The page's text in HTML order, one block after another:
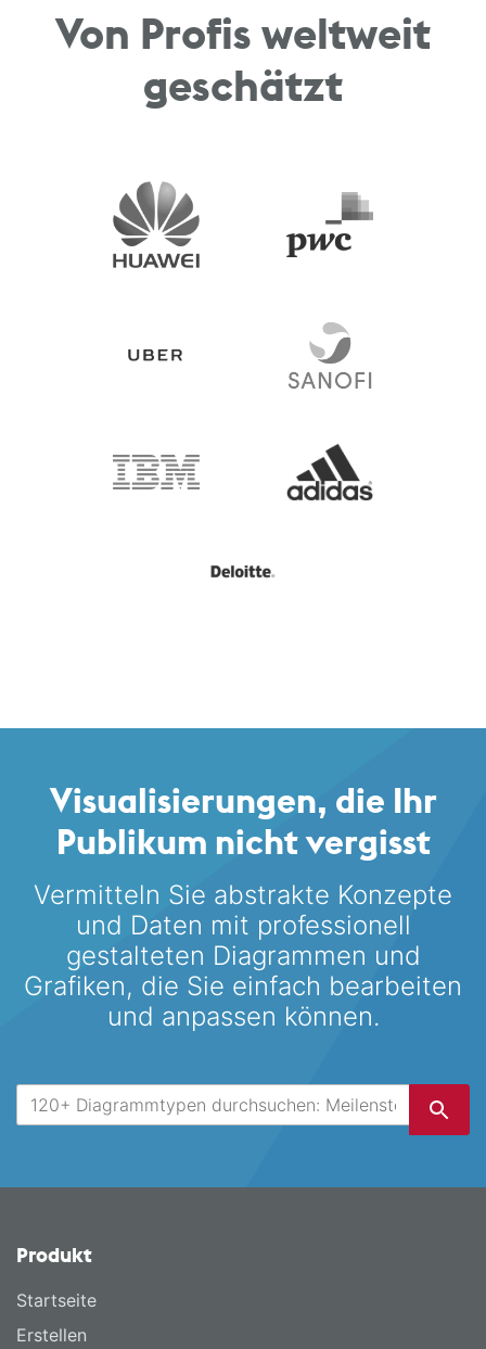
Von Profis weltweit
geschätzt
Visualisierungen, die Ihr
Publikum nicht vergisst
Vermitteln Sie abstrakte Konzepte
und Daten mit professionell
gestalteten Diagrammen und
Grafiken, die Sie einfach bearbeiten
und anpassen können.
Produkt
Startseite
Erstellen